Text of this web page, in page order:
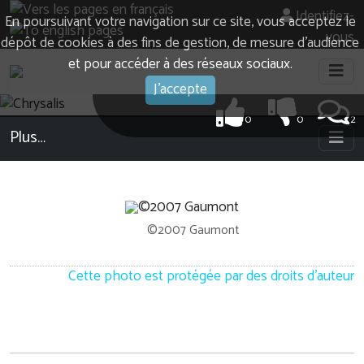
En poursuivant votre navigation sur ce site, vous acceptez le
dépôt de cookies à des fins de gestion, de mesure d’audience
et pour accéder à des réseaux sociaux.
J'accepte
Identifiez-
vous
2
0
0
Plus…
©2007 Gaumont
Cette photo est protégée par des droits d'auteur